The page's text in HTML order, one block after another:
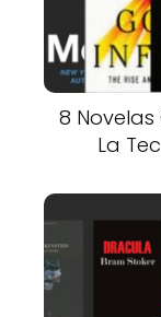
8 Novelas
La